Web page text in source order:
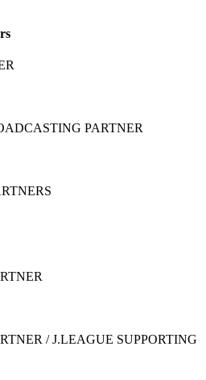
PARTNER
/ J.LEAGUE SUPPORTING